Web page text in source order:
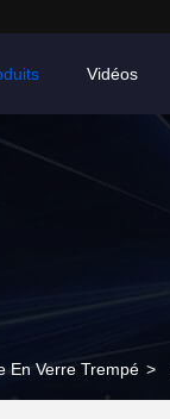
Vidéos
En Verre Trempé >